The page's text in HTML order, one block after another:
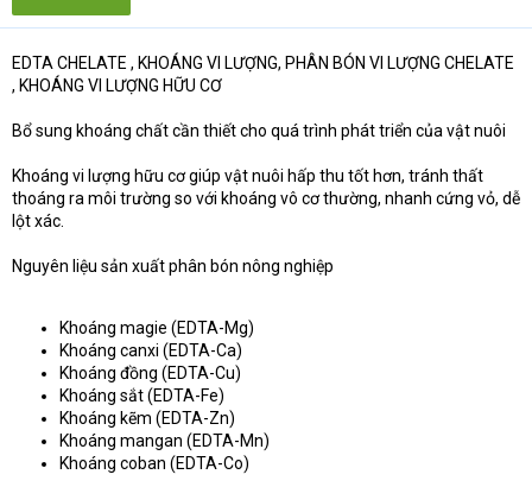
EDTA CHELATE , KHOÁNG VI LƯỢNG, PHÂN BÓN VI LƯỢNG CHELATE
, KHOÁNG VI LƯỢNG HỮU CƠ
Bổ sung khoáng chất cần thiết cho quá trình phát triển của vật nuôi
Khoáng vi lượng hữu cơ giúp vật nuôi hấp thu tốt hơn, tránh thất
thoáng ra môi trường so với khoáng vô cơ thường, nhanh cứng vỏ, dễ
lột xác.
Nguyên liệu sản xuất phân bón nông nghiệp
Khoáng magie (EDTA-Mg)
Khoáng canxi (EDTA-Ca)
Khoáng đồng (EDTA-Cu)
Khoáng sắt (EDTA-Fe)
Khoáng kẽm (EDTA-Zn)
Khoáng mangan (EDTA-Mn)
Khoáng coban (EDTA-Co)